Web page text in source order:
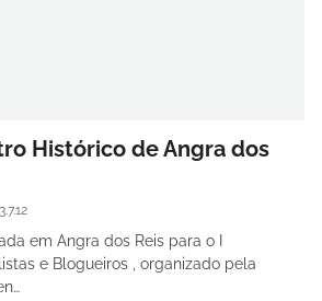
Histórico de Angra dos
em Angra dos Reis para o I
e Blogueiros , organizado pela